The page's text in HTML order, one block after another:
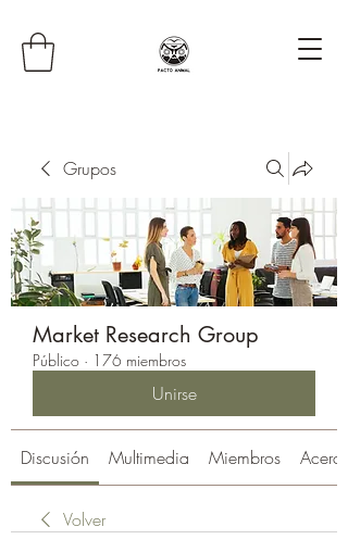
Grupos
Market Research Group
Público · 176 miembros
Unirse
Discusión Multimedia Miembros Acerca
Volver